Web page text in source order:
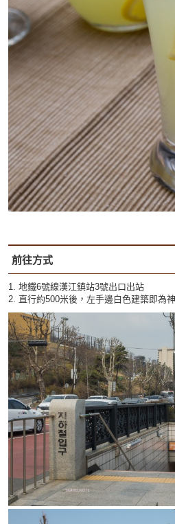
前往方式
1. 地鐵6號線漢江鎮站3號出口出站
2. 直行約500米後，左手邊白色建築即為